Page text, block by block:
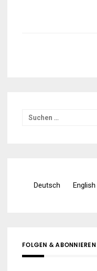
Suchen
Deutsch English
FOLGEN & ABONNIEREN